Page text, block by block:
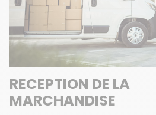
RECEPTION DE LA
MARCHANDISE